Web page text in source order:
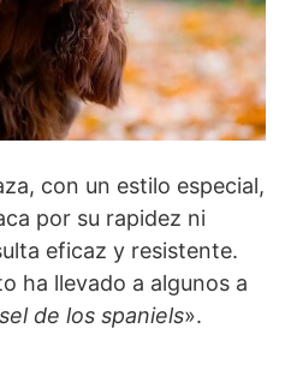
con un estilo especial,
por su rapidez ni
eficaz y resistente.
ha llevado a algunos a
de los spaniels».